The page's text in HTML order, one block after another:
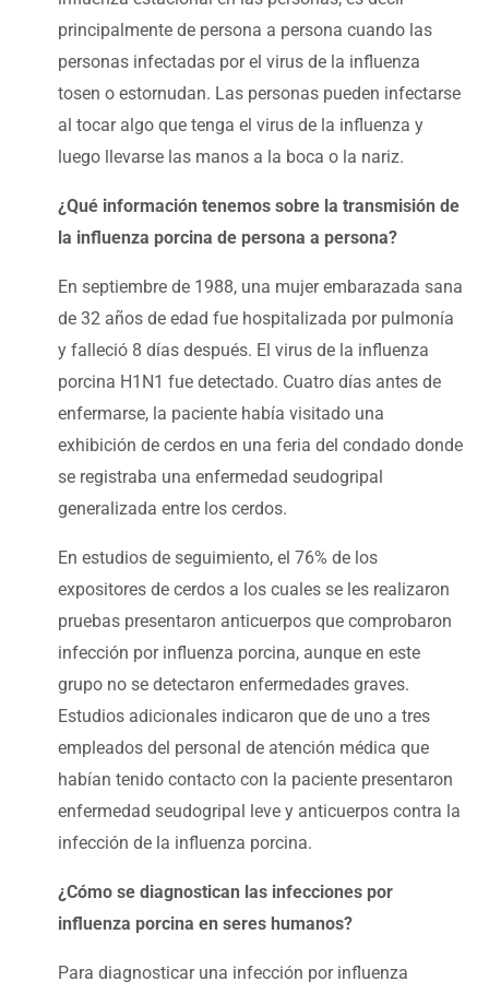
principalmente de persona a persona cuando las
personas infectadas por el virus de la influenza
tosen o estornudan. Las personas pueden infectarse
al tocar algo que tenga el virus de la influenza y
luego llevarse las manos a la boca o la nariz.
¿Qué información tenemos sobre la transmisión de
la influenza porcina de persona a persona?
En septiembre de 1988, una mujer embarazada sana
de 32 años de edad fue hospitalizada por pulmonía
y falleció 8 días después. El virus de la influenza
porcina H1N1 fue detectado. Cuatro días antes de
enfermarse, la paciente había visitado una
exhibición de cerdos en una feria del condado donde
se registraba una enfermedad seudogripal
generalizada entre los cerdos.
En estudios de seguimiento, el 76% de los
expositores de cerdos a los cuales se les realizaron
pruebas presentaron anticuerpos que comprobaron
infección por influenza porcina, aunque en este
grupo no se detectaron enfermedades graves.
Estudios adicionales indicaron que de uno a tres
empleados del personal de atención médica que
habían tenido contacto con la paciente presentaron
enfermedad seudogripal leve y anticuerpos contra la
infección de la influenza porcina.
¿Cómo se diagnostican las infecciones por
influenza porcina en seres humanos?
Para diagnosticar una infección por influenza